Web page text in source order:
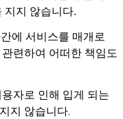
지지 않습니다.
에 서비스를 매개로
련하여 어떠한 책임도
자로 인해 입게 되는
지 않습니다.